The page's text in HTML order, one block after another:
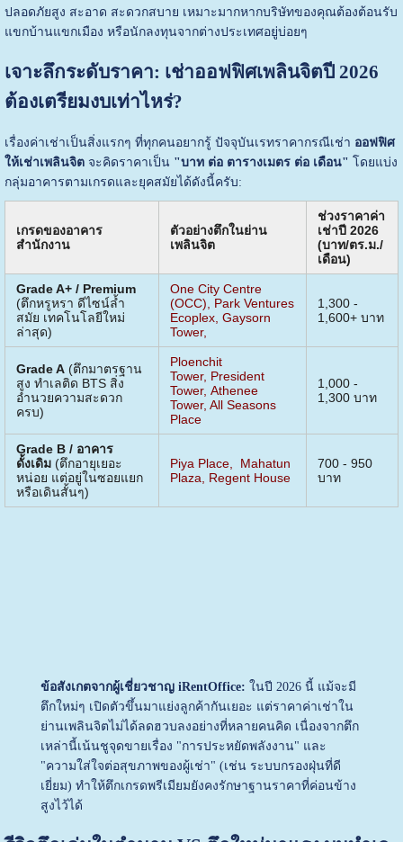
ปลอดภัยสูง สะอาด สะดวกสบาย เหมาะมากหากบริษัทของคุณต้องต้อนรับ
แขกบ้านแขกเมือง หรือนักลงทุนจากต่างประเทศอยู่บ่อยๆ
เจาะลึกระดับราคา: เช่าออฟฟิศเพลินจิตปี 2026
ต้องเตรียมงบเท่าไหร่?
เรื่องค่าเช่าเป็นสิ่งแรกๆ ที่ทุกคนอยากรู้ ปัจจุบันเรทราคากรณีเช่า ออฟฟิศ
ให้เช่าเพลินจิตจะคิดราคาเป็น "บาท ต่อ ตารางเมตร ต่อ เดือน" โดยแบ่ง
กลุ่มอาคารตามเกรดและยุคสมัยได้ดังนี้ครับ:
เกรดของอาคาร
สำนักงาน
ตัวอย่างตึกในย่าน
เพลินจิต
ช่วงราคาค่า
เช่าปี 2026
(บาท/ตร.ม./
เดือน)
Grade A+ / Premium
(ตึกหรูหรา ดีไซน์ล้ำ
สมัย เทคโนโลยีใหม่
ล่าสุด)
One City Centre
(OCC)
Park Ventures
Ecoplex, Gaysorn
Tower,
1,300 -
1,600+ บาท
Grade A(ตึกมาตรฐาน
สูง ทำเลติด BTS สิ่ง
อำนวยความสะดวก
ครบ)
Ploenchit
Tower, President
Tower, Athenee
Tower, All Seasons
Place
1,000 -
1,300 บาท
Grade B / อาคาร
ดั้งเดิม(ตึกอายุเยอะ
หน่อย แต่อยู่ในซอยแยก
หรือเดินสั้นๆ)
Piya Place, Mahatun
Plaza
Regent House
700 - 950
บาท
ข้อสังเกตจากผู้เชี่ยวชาญ iRentOffice: ในปี 2026 นี้ แม้จะมี
ตึกใหม่ๆ เปิดตัวขึ้นมาแย่งลูกค้ากันเยอะ แต่ราคาค่าเช่าใน
ย่านเพลินจิตไม่ได้ลดฮวบลงอย่างที่หลายคนคิด เนื่องจากตึก
เหล่านี้เน้นชูจุดขายเรื่อง "การประหยัดพลังงาน" และ
"ความใส่ใจต่อสุขภาพของผู้เช่า" (เช่น ระบบกรองฝุ่นที่ดี
เยี่ยม) ทำให้ตึกเกรดพรีเมียมยังคงรักษาฐานราคาที่ค่อนข้าง
สูงไว้ได้